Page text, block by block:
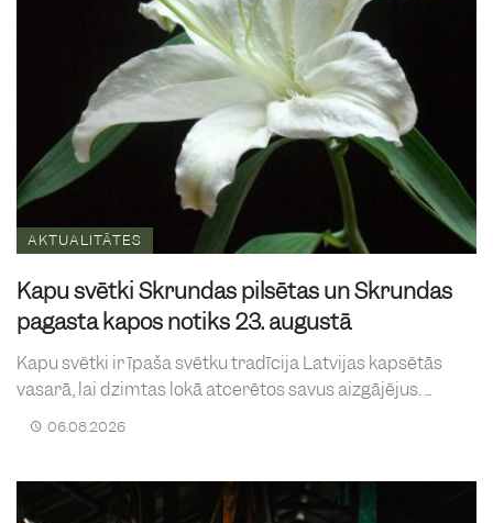
AKTUALITĀTES
Kapu svētki Skrundas pilsētas un Skrundas
pagasta kapos notiks 23. augustā
Kapu svētki ir īpaša svētku tradīcija Latvijas kapsētās
vasarā, lai dzimtas lokā atcerētos savus aizgājējus. ...
06.08.2026